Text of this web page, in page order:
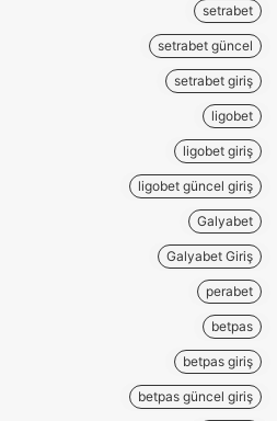
setrabet
setrabet güncel
setrabet giriş
ligobet
ligobet giriş
ligobet güncel giriş
Galyabet
Galyabet Giriş
perabet
betpas
betpas giriş
betpas güncel giriş